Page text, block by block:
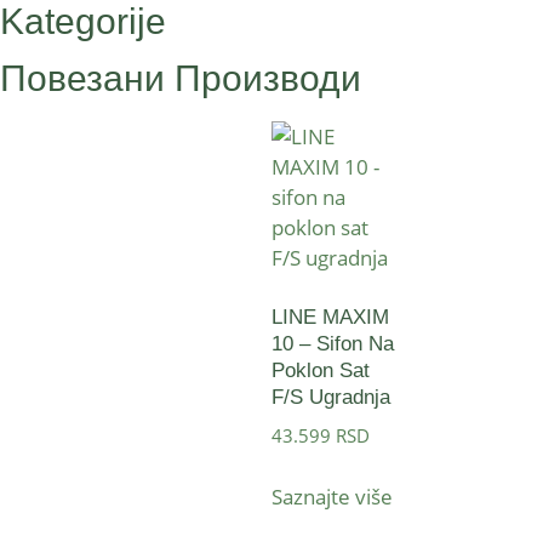
Kategorije
Повезани Производи
LINE MAXIM
10 – Sifon Na
Poklon Sat
F/S Ugradnja
43.599 RSD
Saznajte više